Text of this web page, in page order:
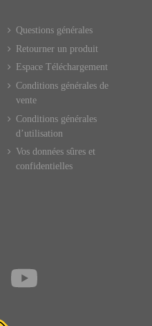
Questions générales
Retourner un produit
Espace Téléchargement
Conditions générales de
vente
Conditions générales
d’utilisation
Vos données sûres et
confidentielles